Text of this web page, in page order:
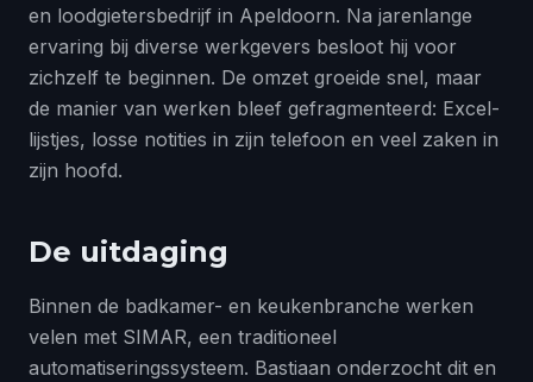
en loodgietersbedrijf in Apeldoorn. Na jarenlange
ervaring bij diverse werkgevers besloot hij voor
zichzelf te beginnen. De omzet groeide snel, maar
de manier van werken bleef gefragmenteerd: Excel-
lijstjes, losse notities in zijn telefoon en veel zaken in
zijn hoofd.
De uitdaging
Binnen de badkamer- en keukenbranche werken
velen met SIMAR, een traditioneel
automatiseringssysteem. Bastiaan onderzocht dit en